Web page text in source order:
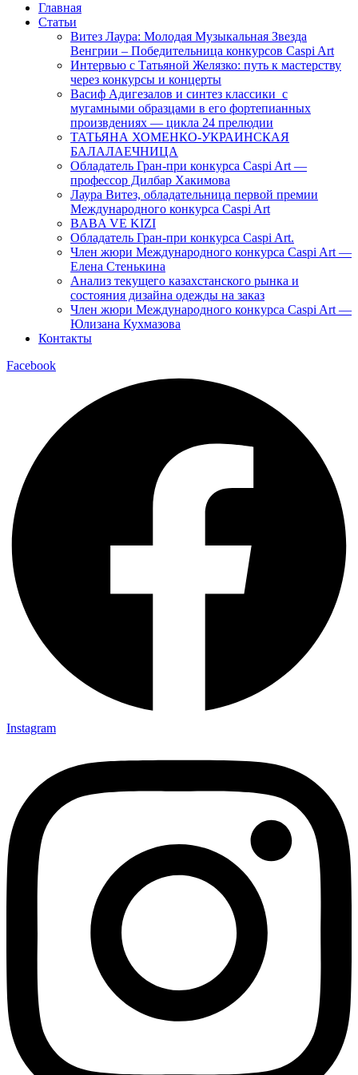
Главная
Статьи
Витез Лаура: Молодая Музыкальная Звезда
Венгрии – Победительница конкурсов Caspi Art
Интервью с Татьяной Желязко: путь к мастерству
через конкурсы и концерты
Васиф Адигезалов и синтез классики с
мугамными образцами в его фортепианных
произвдениях — цикла 24 прелюдии
ТАТЬЯНА ХОМЕНКО-УКРАИНСКАЯ
БАЛАЛАЕЧНИЦА
Обладатель Гран-при конкурса Caspi Art —
профессор Дилбар Хакимова
Лаура Витез, обладательница первой премии
Международного конкурса Caspi Art
BABA VE KIZI
Обладатель Гран-при конкурса Caspi Art.
Член жюри Международного конкурса Caspi Art —
Елена Стенькина
Анализ текущего казахстанского рынка и
состояния дизайна одежды на заказ
Член жюри Международного конкурса Caspi Art —
Юлизана Кухмазова
Контакты
Facebook
Instagram